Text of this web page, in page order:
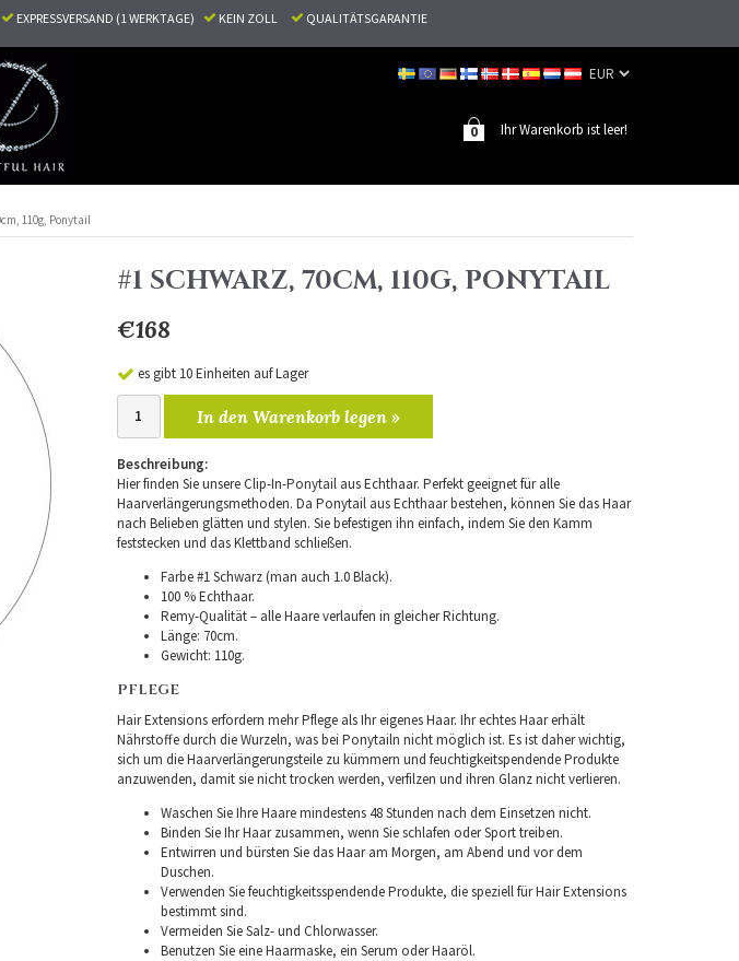
EXPRESSVERSAND (1 WERKTAGE) KEIN ZOLL QUALITÄTSGARANTIE
Ihr Warenkorb ist leer!
0
110g, Ponytail
#1 SCHWARZ, 70CM, 110G, PONYTAIL
€168
es gibt 10 Einheiten auf Lager
In den Warenkorb legen »
Beschreibung:
Hier finden Sie unsere Clip-In-Ponytail aus Echthaar. Perfekt geeignet für alle
Haarverlängerungsmethoden. Da Ponytail aus Echthaar bestehen, können Sie das Haar
nach Belieben glätten und stylen. Sie befestigen ihn einfach, indem Sie den Kamm
feststecken und das Klettband schließen.
Farbe #1 Schwarz (man auch 1.0 Black).
100 % Echthaar.
Remy-Qualität – alle Haare verlaufen in gleicher Richtung.
Länge: 70cm.
Gewicht: 110g.
PFLEGE
Hair Extensions erfordern mehr Pflege als Ihr eigenes Haar. Ihr echtes Haar erhält
Nährstoffe durch die Wurzeln, was bei Ponytailn nicht möglich ist. Es ist daher wichtig,
sich um die Haarverlängerungsteile zu kümmern und feuchtigkeitspendende Produkte
anzuwenden, damit sie nicht trocken werden, verfilzen und ihren Glanz nicht verlieren.
Waschen Sie Ihre Haare mindestens 48 Stunden nach dem Einsetzen nicht.
Binden Sie Ihr Haar zusammen, wenn Sie schlafen oder Sport treiben.
Entwirren und bürsten Sie das Haar am Morgen, am Abend und vor dem
Duschen.
Verwenden Sie feuchtigkeitsspendende Produkte, die speziell für Hair Extensions
bestimmt sind.
Vermeiden Sie Salz- und Chlorwasser.
Benutzen Sie eine Haarmaske, ein Serum oder Haaröl.